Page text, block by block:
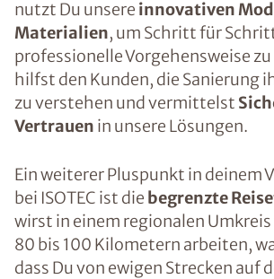
nutzt Du unsere innovativen
Materialien, um Schritt für
professionelle Vorgehensweise
hilfst den Kunden, die Sanierung
zu verstehen und vermittelst
Vertrauen in unsere Lösungen.
Ein weiterer Pluspunkt in deinem
bei ISOTEC ist die begrenzte
wirst in einem regionalen
80 bis 100 Kilometern arbeiten,
dass Du von ewigen Strecken auf